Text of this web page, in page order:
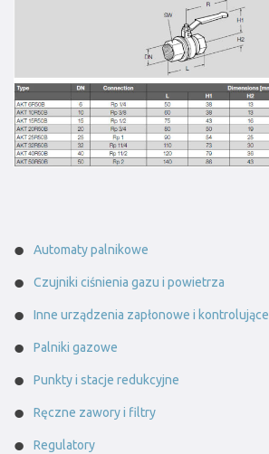
Automaty palnikowe
Czujniki ciśnienia gazu i powietrza
Inne urządzenia zapłonowe i kontrolujące
Palniki gazowe
Punkty i stacje redukcyjne
Ręczne zawory i filtry
Regulatory